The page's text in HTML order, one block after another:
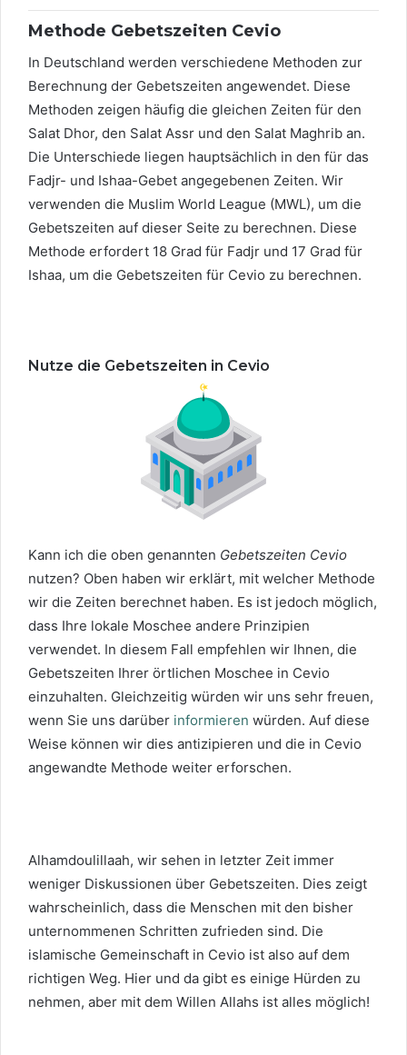
Methode Gebetszeiten Cevio
In Deutschland werden verschiedene Methoden zur
Berechnung der Gebetszeiten angewendet. Diese
Methoden zeigen häufig die gleichen Zeiten für den
Salat Dhor, den Salat Assr und den Salat Maghrib an.
Die Unterschiede liegen hauptsächlich in den für das
Fadjr- und Ishaa-Gebet angegebenen Zeiten. Wir
verwenden die Muslim World League (MWL), um die
Gebetszeiten auf dieser Seite zu berechnen. Diese
Methode erfordert 18 Grad für Fadjr und 17 Grad für
Ishaa, um die Gebetszeiten für Cevio zu berechnen.
Nutze die Gebetszeiten in Cevio
Kann ich die oben genannten Gebetszeiten Cevio
nutzen? Oben haben wir erklärt, mit welcher Methode
wir die Zeiten berechnet haben. Es ist jedoch möglich,
dass Ihre lokale Moschee andere Prinzipien
verwendet. In diesem Fall empfehlen wir Ihnen, die
Gebetszeiten Ihrer örtlichen Moschee in Cevio
einzuhalten. Gleichzeitig würden wir uns sehr freuen,
wenn Sie uns darüber informieren würden. Auf diese
Weise können wir dies antizipieren und die in Cevio
angewandte Methode weiter erforschen.
Alhamdoulillaah, wir sehen in letzter Zeit immer
weniger Diskussionen über Gebetszeiten. Dies zeigt
wahrscheinlich, dass die Menschen mit den bisher
unternommenen Schritten zufrieden sind. Die
islamische Gemeinschaft in Cevio ist also auf dem
richtigen Weg. Hier und da gibt es einige Hürden zu
nehmen, aber mit dem Willen Allahs ist alles möglich!